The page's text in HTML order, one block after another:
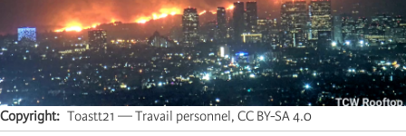
Copyright
Toastt21 — Travail personnel, CC BY-SA 4.0